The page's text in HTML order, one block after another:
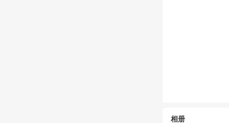
相册